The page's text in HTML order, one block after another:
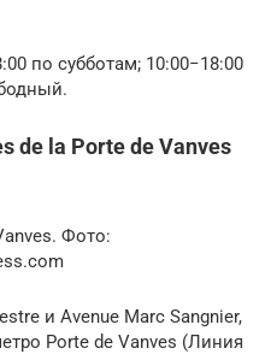
по субботам; 10:00−18:00
de la Porte de Vanves
Фото:
и Avenue Marc Sangnier,
Porte de Vanves (Линия